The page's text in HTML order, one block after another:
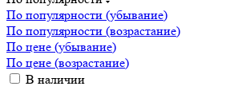
По популярности (убывание)
По популярности (возрастание)
По цене (убывание)
По цене (возрастание)
В наличии